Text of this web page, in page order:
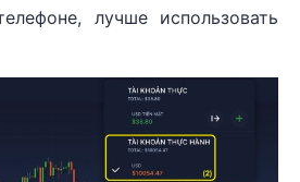
лучше использовать